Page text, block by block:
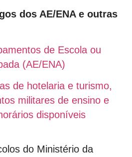
dos AE/ENA e outras
de Escola ou
(AE/ENA)
de hotelaria e turismo,
militares de ensino e
disponíveis
do Ministério da